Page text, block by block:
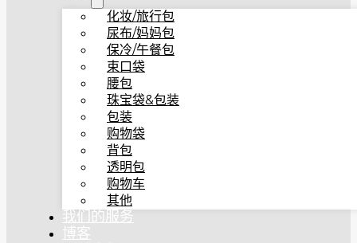
化妆/旅行包
尿布/妈妈包
保冷/午餐包
束口袋
腰包
珠宝袋&包装
包装
购物袋
背包
透明包
购物车
其他
我们的服务
博客